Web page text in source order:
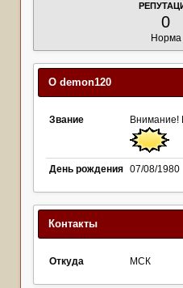
0
Норма
О demon120
Звание Внимание!
День рождения 07/08/1980
Контакты
Откуда МСК